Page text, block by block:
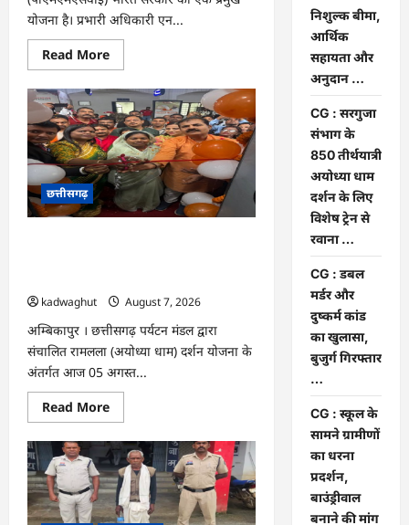
योजना है। प्रभारी अधिकारी एन...
Read MoreRead
more
CG
:
पीएम
मत्स्य
संपदा
योजना
से
मछुआरों
को
मिलेगा
निशुल्क
…
छत्तीसगढ़
kadwaghut
August 7, 2026
अम्बिकापुर । छत्तीसगढ़ पर्यटन मंडल द्वारा
संचालित रामलला (अयोध्या धाम) दर्शन योजना के
अंतर्गत आज 05 अगस्त...
Read MoreRead
more
CG
:
सरगुजा
संभाग
के
850
तीर्थयात्री
निशुल्क बीमा,
आर्थिक
सहायता और
अनुदान …
CG : सरगुजा
संभाग के
850 तीर्थयात्री
अयोध्या धाम
दर्शन के लिए
विशेष ट्रेन से
रवाना …
CG : डबल
मर्डर और
दुष्कर्म कांड
का खुलासा,
बुजुर्ग गिरफ्तार
…
CG : स्कूल के
सामने ग्रामीणों
का धरना
प्रदर्शन,
बाउंड्रीवाल
बनाने की मांग